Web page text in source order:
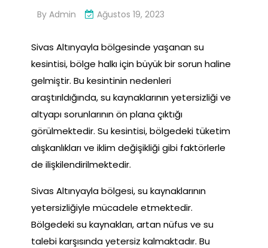
By Admin Ağustos 19, 2023
Sivas Altınyayla bölgesinde yaşanan su
kesintisi, bölge halkı için büyük bir sorun haline
gelmiştir. Bu kesintinin nedenleri
araştırıldığında, su kaynaklarının yetersizliği ve
altyapı sorunlarının ön plana çıktığı
görülmektedir. Su kesintisi, bölgedeki tüketim
alışkanlıkları ve iklim değişikliği gibi faktörlerle
de ilişkilendirilmektedir.
Sivas Altınyayla bölgesi, su kaynaklarının
yetersizliğiyle mücadele etmektedir.
Bölgedeki su kaynakları, artan nüfus ve su
talebi karşısında yetersiz kalmaktadır. Bu